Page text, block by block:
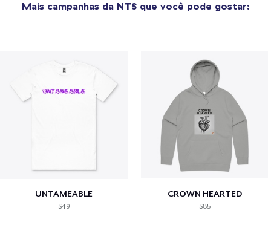
Mais campanhas da NTSque você pode gostar:
UNTAMEABLE
$49
CROWN HEARTED
$85